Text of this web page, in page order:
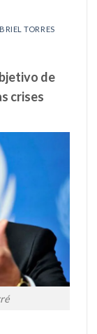
TORRES
de
crises